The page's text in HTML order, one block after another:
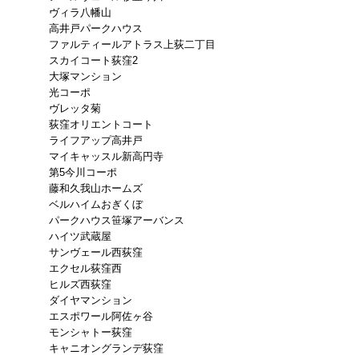
ヴィラ八幡山
高井戸パークハウス
ファルティールアトラス上荻二丁目
スカイコート荻窪2
大塚マンション
光コーポ
ヴレッタ菊
荻窪オリエントコート
ライフアップ高井戸
マイキャッスル新高円寺
第5今川コーポ
藤和久我山ホームズ
ベルハイムおぎくぼ
パークハウス笹塚アーバンス
ハイツ武蔵屋
サンヴェール西荻窪
エクセル荻窪西
ヒルズ西荻窪
ダイヤマンション
エスポワール阿佐ヶ谷
モンシャトー荻窪
キャニオングランデ荻窪